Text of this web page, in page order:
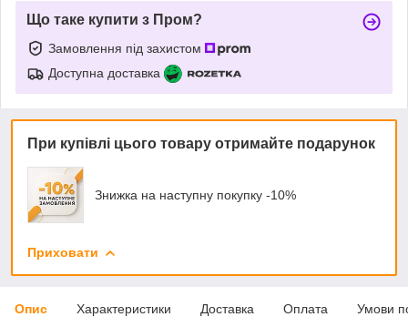
Що таке купити з Пром?
Замовлення під захистом
Доступна доставка
При купівлі цього товару отримайте подарунок
Знижка на наступну покупку -10%
Приховати
Опис Характеристики Доставка Оплата Умови